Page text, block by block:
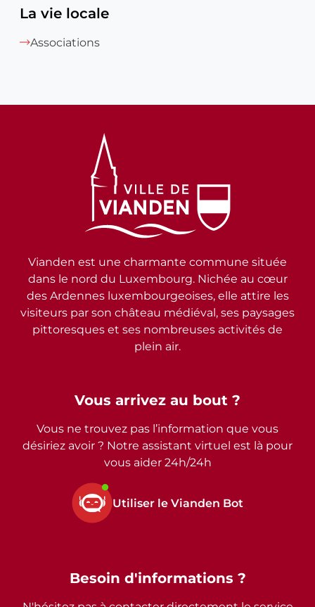
La vie locale
Associations
Vous arrivez au bout ?
Vous ne trouvez pas l’information que vous
désiriez avoir ? Notre assistant virtuel est là pour
vous aider 24h/24h
Utiliser le Vianden Bot
Vianden est une charmante commune située
dans le nord du Luxembourg. Nichée au cœur
des Ardennes luxembourgeoises, elle attire les
visiteurs par son château médiéval, ses paysages
pittoresques et ses nombreuses activités de
plein air.
Besoin d'informations ?